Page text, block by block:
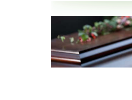
Her hos os får du altid en god
Stille Begravelse I
vi hjælper i alle faser af begravelsel